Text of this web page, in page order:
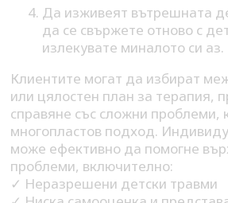
Да изживеят вътрешната
да се свържете отново с
излекувате миналото си аз.
Клиентите могат да избират
или цялостен план за терапия,
справяне със сложни проблеми,
многопластов подход.
може ефективно да помогне
проблеми, включително:
✓ Неразрешени детски травми